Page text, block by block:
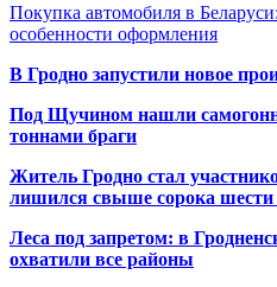
Покупка автомобиля в
особенности оформления
В Гродно запустили новое
Под Щучином нашли
тоннами браги
Житель Гродно стал
лишился свыше сорока шести
Леса под запретом: в
охватили все районы